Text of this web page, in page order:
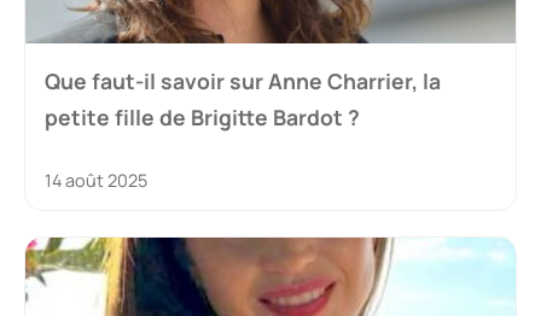
Que faut-il savoir sur Anne Charrier, la
petite fille de Brigitte Bardot ?
14 août 2025